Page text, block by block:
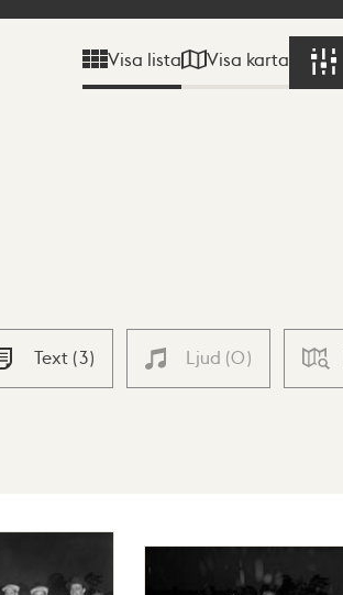
Visa lista Visa karta
Text (3) Ljud (0)